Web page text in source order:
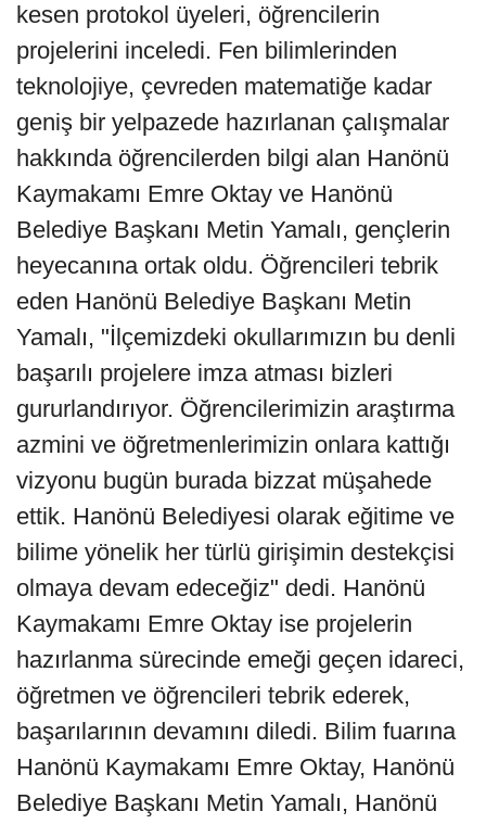
kesen protokol üyeleri, öğrencilerin
projelerini inceledi. Fen bilimlerinden
teknolojiye, çevreden matematiğe kadar
geniş bir yelpazede hazırlanan çalışmalar
hakkında öğrencilerden bilgi alan Hanönü
Kaymakamı Emre Oktay ve Hanönü
Belediye Başkanı Metin Yamalı, gençlerin
heyecanına ortak oldu. Öğrencileri tebrik
eden Hanönü Belediye Başkanı Metin
Yamalı, "İlçemizdeki okullarımızın bu denli
başarılı projelere imza atması bizleri
gururlandırıyor. Öğrencilerimizin araştırma
azmini ve öğretmenlerimizin onlara kattığı
vizyonu bugün burada bizzat müşahede
ettik. Hanönü Belediyesi olarak eğitime ve
bilime yönelik her türlü girişimin destekçisi
olmaya devam edeceğiz" dedi. Hanönü
Kaymakamı Emre Oktay ise projelerin
hazırlanma sürecinde emeği geçen idareci,
öğretmen ve öğrencileri tebrik ederek,
başarılarının devamını diledi. Bilim fuarına
Hanönü Kaymakamı Emre Oktay, Hanönü
Belediye Başkanı Metin Yamalı, Hanönü